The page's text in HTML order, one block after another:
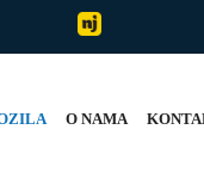
O NAMA